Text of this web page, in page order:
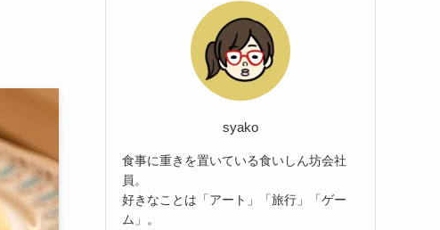
syako
食事に重きを置いている食いしん坊会社
員。
好きなことは「アート」「旅行」「ゲー
ム」。